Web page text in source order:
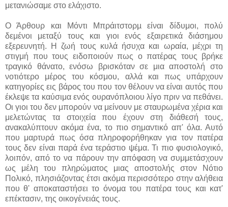
μετανιώσαμε στο ελάχιστο.
Ο Άρθουρ και Μόντι Μπράιτστορµ είναι δίδυμοι, πολύ
δεμένοι μεταξύ τους και γιοι ενός εξαιρετικά διάσημου
εξερευνητή. Η ζωή τους κυλά ήσυχα και ωραία, μέχρι τη
στιγμή που τους ειδοποιούν πως ο πατέρας τους βρήκε
τραγικό θάνατο, ενόσω βρισκόταν σε μια αποστολή στο
νοτιότερο μέρος του κόσμου, αλλά και πως υπάρχουν
κατηγορίες εις βάρος του που τον θέλουν να είναι αυτός που
έκλεψε τα καύσιμα ενός ουρανόπλοιου λίγο πριν να πεθάνει.
Οι γιοι του δεν μπορούν να μείνουν με σταυρωμένα χέρια και
μελετώντας τα στοιχεία που έχουν στη διάθεσή τους,
ανακαλύπτουν ακόμα ένα, το πιο σημαντικό απ' όλα. Αυτό
που μαρτυρά πως όσα πληροφορήθηκαν για τον πατέρα
τους δεν είναι παρά ένα τεράστιο ψέμα. Τι πιο φυσιολογικό,
λοιπόν, από το να πάρουν την απόφαση να συμμετάσχουν
ως μέλη του πληρώματος μιας αποστολής στον Νότιο
Πολικό, πλησιάζοντας έτσι ακόμα περισσότερο στην αλήθεια
που θ' αποκαταστήσει το όνομα του πατέρα τους και κατ'
επέκτασιν, της οικογένειάς τους.